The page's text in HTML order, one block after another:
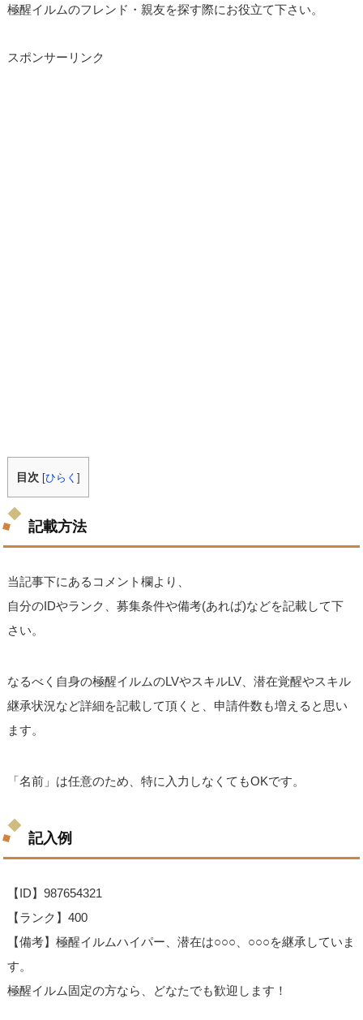
極醒イルムのフレンド・親友を探す際にお役立て下さい。
スポンサーリンク
目次 [ひらく]
記載方法
当記事下にあるコメント欄より、
自分のIDやランク、募集条件や備考(あれば)などを記載して下
さい。
なるべく自身の極醒イルムのLVやスキルLV、潜在覚醒やスキル
継承状況など詳細を記載して頂くと、申請件数も増えると思い
ます。
「名前」は任意のため、特に入力しなくてもOKです。
記入例
【ID】987654321
【ランク】400
【備考】極醒イルムハイパー、潜在は○○○、○○○を継承していま
す。
極醒イルム固定の方なら、どなたでも歓迎します！